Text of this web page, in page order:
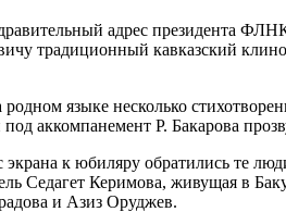
адрес президента
традиционный кавказский
языке несколько
аккомпанемент Р. Бакарова
к юбиляру обратились те
Седагет Керимова, живущая в
и Азиз Оруджев.